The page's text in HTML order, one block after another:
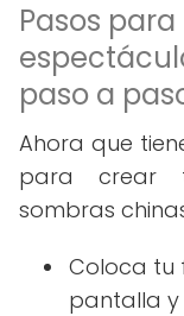
Pasos
paso a
Ahora que
para crear
sombras
Coloca tu
pantalla y